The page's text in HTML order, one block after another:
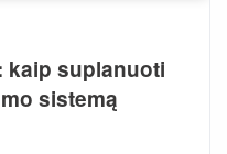
kaip suplanuoti
sistemą